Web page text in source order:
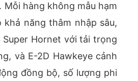
hàng không mẫu hạm
năng thâm nhập sâu,
Hornet với tải trọng
và E-2D Hawkeye cảnh
đồng bộ, số lượng phi